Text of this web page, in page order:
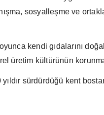
sosyalleşme ve
kendi gıdalarını
üretim kültürünün
sürdürdüğü kent